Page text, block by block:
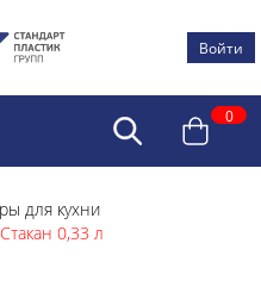
Войти
0
для кухни
Стакан 0,33 л